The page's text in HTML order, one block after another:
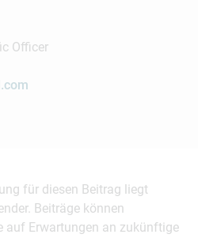
Officer
für diesen Beitrag liegt
Beiträge können
auf Erwartungen an zukünftige